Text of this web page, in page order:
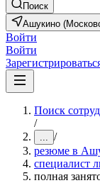
Поиск
Ашукино
Войти
Войти
Поиск
/
... /
резюме в
специалист
полная